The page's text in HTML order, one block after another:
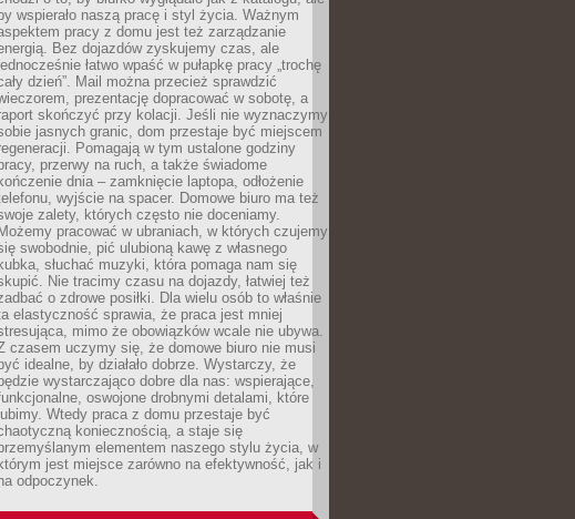
by wspierało naszą pracę i styl życia. Ważnym
pracy z domu jest też zarządzanie
Bez dojazdów zyskujemy czas, ale
łatwo wpaść w pułapkę pracy „trochę
dzień”. Mail można przecież sprawdzić
prezentację dopracować w sobotę, a
skończyć przy kolacji. Jeśli nie wyznaczymy
jasnych granic, dom przestaje być miejscem
Pomagają w tym ustalone godziny
przerwy na ruch, a także świadome
kończenie dnia – zamknięcie laptopa, odłożenie
wyjście na spacer. Domowe biuro ma też
zalety, których często nie doceniamy.
Możemy pracować w ubraniach, w których czujemy
swobodnie, pić ulubioną kawę z własnego
kubka, słuchać muzyki, która pomaga nam się
Nie tracimy czasu na dojazdy, łatwiej też
o zdrowe posiłki. Dla wielu osób to właśnie
elastyczność sprawia, że praca jest mniej
mimo że obowiązków wcale nie ubywa.
czasem uczymy się, że domowe biuro nie musi
być idealne, by działało dobrze. Wystarczy, że
będzie wystarczająco dobre dla nas: wspierające,
oswojone drobnymi detalami, które
lubimy. Wtedy praca z domu przestaje być
koniecznością, a staje się
elementem naszego stylu życia, w
którym jest miejsce zarówno na efektywność, jak i
odpoczynek.